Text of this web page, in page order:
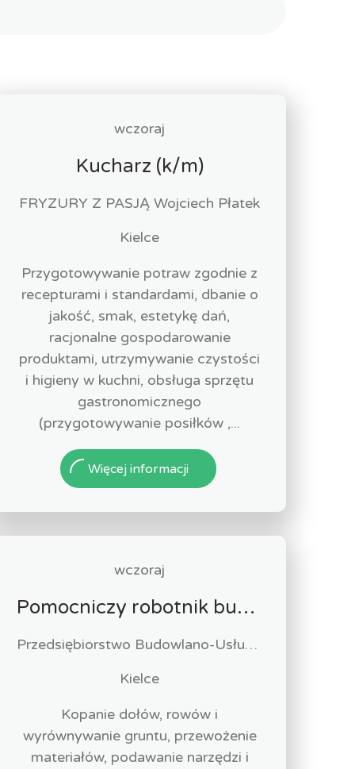
wczoraj
Kucharz (k/m)
FRYZURY Z PASJĄ Wojciech Płatek
Kielce
Przygotowywanie potraw zgodnie z
recepturami i standardami, dbanie o
jakość, smak, estetykę dań,
racjonalne gospodarowanie
produktami, utrzymywanie czystości
i higieny w kuchni, obsługa sprzętu
gastronomicznego
(przygotowywanie posiłków ,...
Więcej informacji
wczoraj
Pomocniczy robotnik budowlany (k/m)
Przedsiębiorstwo Budowlano-Usługowe "Hema" Mariusz Klimek
Kielce
Kopanie dołów, rowów i
wyrównywanie gruntu, przewożenie
materiałów, podawanie narzędzi i